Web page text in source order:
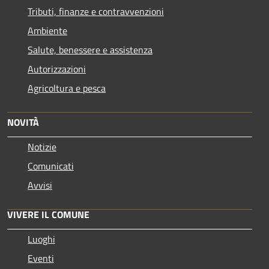
Tributi, finanze e contravvenzioni
Ambiente
Salute, benessere e assistenza
Autorizzazioni
Agricoltura e pesca
NOVITÀ
Notizie
Comunicati
Avvisi
VIVERE IL COMUNE
Luoghi
Eventi